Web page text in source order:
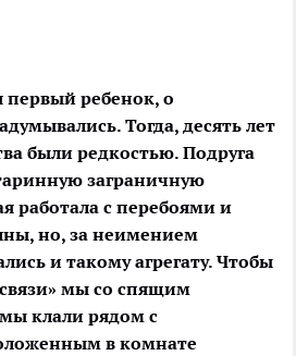
первый ребенок, о
Тогда, десять лет
были редкостью. Подруга
заграничную
работала с перебоями и
но, за неимением
и такому агрегату. Чтобы
мы со спящим
клали рядом с
в комнате